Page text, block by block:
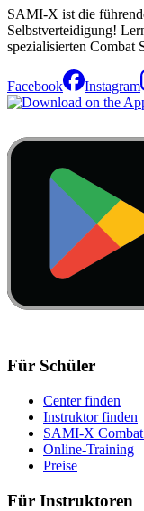
SAMI-X ist die
Selbstverteidigung!
spezialisierten Combat
Facebook Instagram
Für Schüler
Center finden
Instruktor finden
SAMI-X Combat
Online-Training
Preise
Für Instruktoren